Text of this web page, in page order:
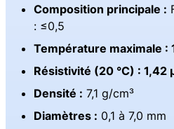
Composition principale :
: ≤0,5
Température maximale :
Résistivité (20 °C) : 1,42
Densité : 7,1 g/cm³
Diamètres : 0,1 à 7,0 mm